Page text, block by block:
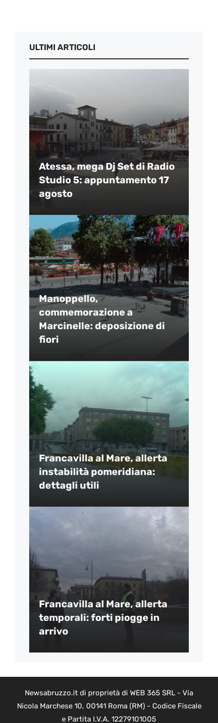
ULTIMI ARTICOLI
Atessa, mega Dj Set di Radio
Studio 5: appuntamento 17
agosto
Manoppello,
commemorazione a
Marcinelle: deposizione di
fiori
Francavilla al Mare, allerta
instabilità pomeridiana:
dettagli utili
Francavilla al Mare, allerta
temporali: forti piogge in
arrivo
Newsabruzzo.it di proprietà di WEB 365 SRL - Via
Nicola Marchese 10, 00141 Roma (RM) - Codice Fiscale
e Partita I.V.A. 12279101005